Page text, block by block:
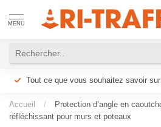
MENU
Tout ce que vous souhaitez savoir
Accueil /
Protection d’angle en
réfléchissant pour murs et poteaux